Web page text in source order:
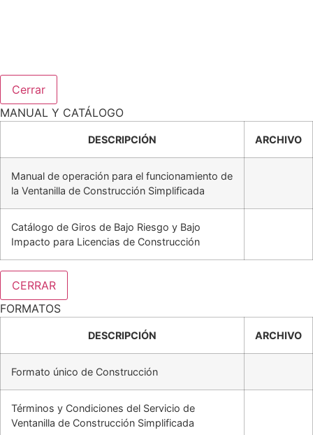
Cerrar
MANUAL Y CATÁLOGO
DESCRIPCIÓN ARCHIVO
Manual de operación para el funcionamiento de
la Ventanilla de Construcción Simplificada
Catálogo de Giros de Bajo Riesgo y Bajo
Impacto para Licencias de Construcción
CERRAR
FORMATOS
DESCRIPCIÓN ARCHIVO
Formato único de Construcción
Términos y Condiciones del Servicio de
Ventanilla de Construcción Simplificada